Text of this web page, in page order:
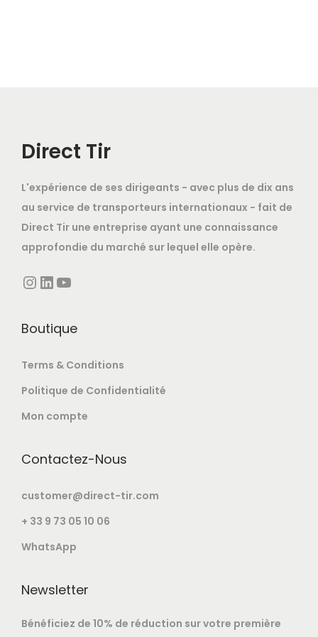
Direct Tir
L'expérience de ses dirigeants - avec plus de dix ans
au service de transporteurs internationaux - fait de
Direct Tir une entreprise ayant une connaissance
approfondie du marché sur lequel elle opère.
Boutique
Terms & Conditions
Politique de Confidentialité
Mon compte
Contactez-Nous
customer@direct-tir.com
+ 33 9 73 05 10 06
WhatsApp
Newsletter
Bénéficiez de 10% de réduction sur votre première